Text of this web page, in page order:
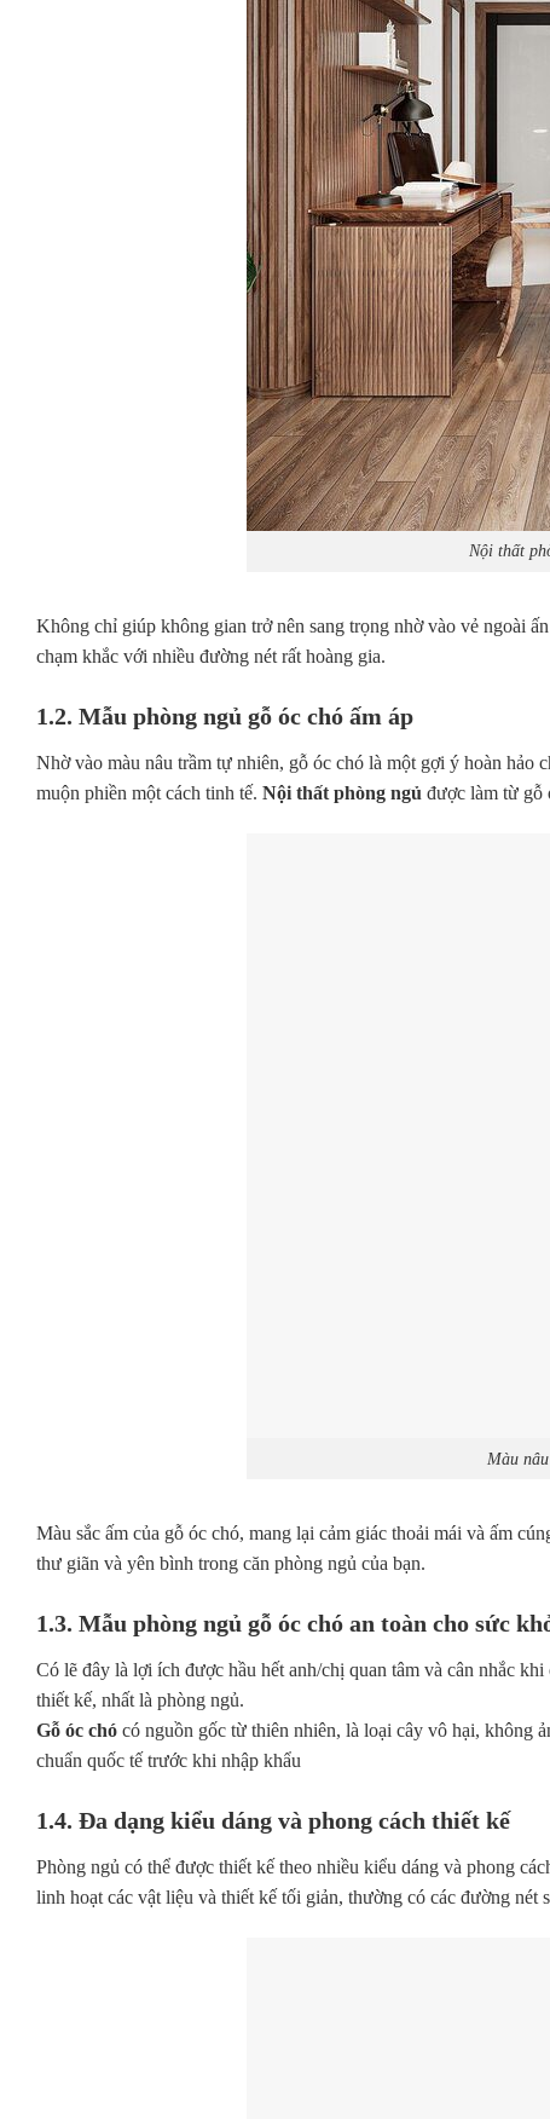
Nội thất
Không chỉ giúp không gian trở nên sang trọng nhờ vào vẻ ngoài
chạm khắc với nhiều đường nét rất hoàng gia.
1.2. Mẫu phòng ngủ gỗ óc chó ấm áp
Nhờ vào màu nâu trầm tự nhiên, gỗ óc chó là một gợi ý hoàn
muộn phiền một cách tinh tế. Nội thất phòng ngủ được làm từ gỗ
Màu
Màu sắc ấm của gỗ óc chó, mang lại cảm giác thoải mái và ấm
thư giãn và yên bình trong căn phòng ngủ của bạn.
1.3. Mẫu phòng ngủ gỗ óc chó an toàn cho sức
Có lẽ đây là lợi ích được hầu hết anh/chị quan tâm và cân nhắc
thiết kế, nhất là phòng ngủ.
Gỗ óc chó có nguồn gốc từ thiên nhiên, là loại cây vô hại, không
chuẩn quốc tế trước khi nhập khẩu
1.4. Đa dạng kiểu dáng và phong cách thiết kế
Phòng ngủ có thể được thiết kế theo nhiều kiểu dáng và phong
linh hoạt các vật liệu và thiết kế tối giản, thường có các đường nét